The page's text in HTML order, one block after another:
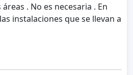
. No es necesaria . En
instalaciones que se llevan a